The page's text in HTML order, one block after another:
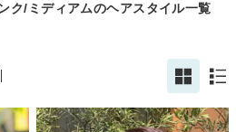
ク/ミディアムのヘアスタイル一覧